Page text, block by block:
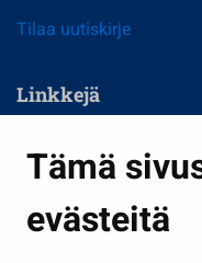
Tämä
evästeitä
Tilaa uutiskirje
Linkkejä
Kasvatus ja opetus
Kulttuuri ja liikunta